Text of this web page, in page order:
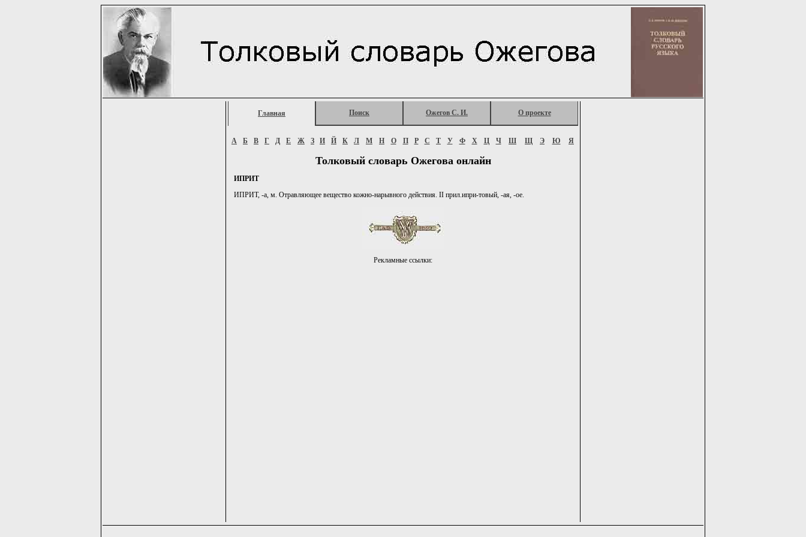
Главная Поиск Ожегов С. И. О проекте
А Б В Г Д Е Ж З И Й К Л М Н О П Р С Т У Ф Х Ц Ч Ш Щ Э Ю Я
Толковый словарь Ожегова онлайн
ИПРИТ
ИПРИТ, -а, м. Отравляющее вещество кожно-нарывного действия. II прил.ипри-товый, -ая, -ое.
Рекламные ссылки: